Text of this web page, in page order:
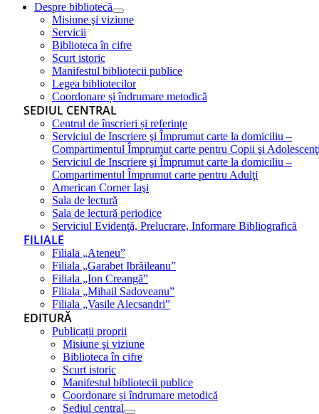
Despre bibliotecă
Misiune şi viziune
Servicii
Biblioteca în cifre
Scurt istoric
Manifestul bibliotecii publice
Legea bibliotecilor
Coordonare și îndrumare metodică
SEDIUL CENTRAL
Centrul de înscrieri și referințe
Serviciul de Inscriere şi Împrumut carte la domiciliu –
Compartimentul Împrumut carte pentru Copii şi
Serviciul de Inscriere şi Împrumut carte la domiciliu –
Compartimentul Împrumut carte pentru Adulţi
American Corner Iaşi
Sala de lectură
Sala de lectură periodice
Serviciul Evidenţă, Prelucrare, Informare Bibliografică
FILIALE
Filiala „Ateneu”
Filiala „Garabet Ibrăileanu”
Filiala „Ion Creangă”
Filiala „Mihail Sadoveanu”
Filiala „Vasile Alecsandri”
EDITURĂ
Publicații proprii
Misiune şi viziune
Biblioteca în cifre
Scurt istoric
Manifestul bibliotecii publice
Coordonare și îndrumare metodică
Sediul central